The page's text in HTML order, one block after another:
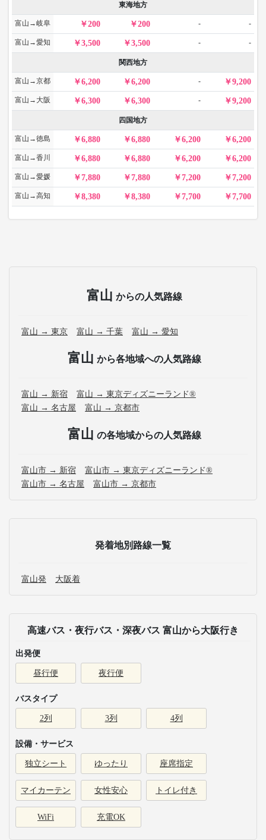
東海地方
富山→岐阜 200 200 - -
富山→愛知 3,500 3,500 - -
関西地方
富山→京都 6,200 6,200 - 9,200
富山→大阪 6,300 6,300 - 9,200
四国地方
富山→徳島 6,880 6,880 6,200 6,200
富山→香川 6,880 6,880 6,200 6,200
富山→愛媛 7,880 7,880 7,200 7,200
富山→高知 8,380 8,380 7,700 7,700
富山 からの人気路線
富山 → 東京 富山 → 千葉 富山 → 愛知
富山 から各地域への人気路線
富山 → 新宿
富山 → 東京ディズニーランド®
富山 → 名古屋
富山 → 京都市
富山 の各地域からの人気路線
富山市 → 新宿
富山市 → 東京ディズニーランド®
富山市 → 名古屋
富山市 → 京都市
発着地別路線一覧
富山発 大阪着
高速バス・夜行バス・深夜バス 富山から大阪行き
出発便
昼行便 夜行便
バスタイプ
2列 3列 4列
設備・サービス
独立シート ゆったり 座席指定
マイカーテン 女性安心 トイレ付き
WiFi 充電OK